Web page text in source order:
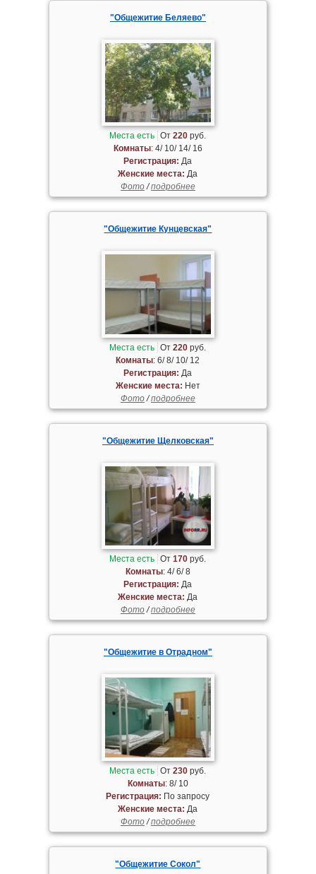
"Общежитие Беляево"
Места есть От220 руб.
Комнаты: 4/ 10/ 14/ 16
Регистрация: Да
Женские места: Да
Фото/подробнее
"Общежитие Кунцевская"
Места есть От220 руб.
Комнаты: 6/ 8/ 10/ 12
Регистрация: Да
Женские места: Нет
Фото/подробнее
"Общежитие Щелковская"
Места есть От170 руб.
Комнаты: 4/ 6/ 8
Регистрация: Да
Женские места: Да
Фото/подробнее
"Общежитие в Отрадном"
Места есть От230 руб.
Комнаты: 8/ 10
Регистрация: По запросу
Женские места: Да
Фото/подробнее
"Общежитие Сокол"